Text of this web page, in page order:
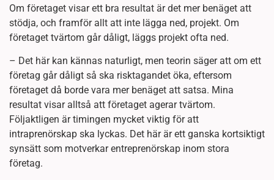
Om företaget visar ett bra resultat är det mer benäget att
stödja, och framför allt att inte lägga ned, projekt. Om
företaget tvärtom går dåligt, läggs projekt ofta ned.
– Det här kan kännas naturligt, men teorin säger att om ett
företag går dåligt så ska risktagandet öka, eftersom
företaget då borde vara mer benäget att satsa. Mina
resultat visar alltså att företaget agerar tvärtom.
Följaktligen är timingen mycket viktig för att
intraprenörskap ska lyckas. Det här är ett ganska kortsiktigt
synsätt som motverkar entreprenörskap inom stora
företag.